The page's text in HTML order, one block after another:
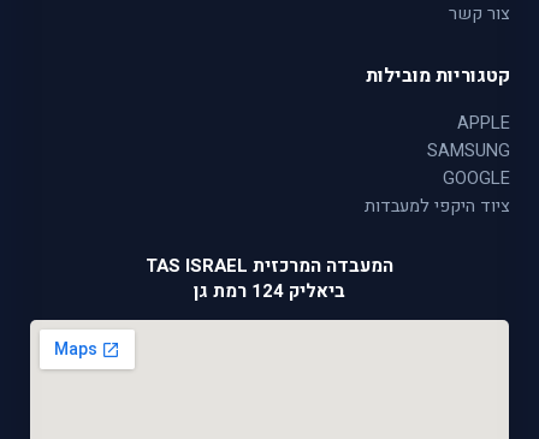
צור קשר
קטגוריות מובילות
APPLE
SAMSUNG
GOOGLE
ציוד היקפי למעבדות
המעבדה המרכזית TAS ISRAEL
ביאליק 124 רמת גן